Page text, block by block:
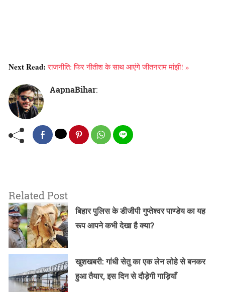
Next Read:राजनीति: फिर नीतीश के साथ आएंगे जीतनराम मांझी! »
AapnaBihar:
Related Post
बिहार पुलिस के डीजीपी गुप्तेश्वर पाण्डेय का यह
रूप आपने कभी देखा है क्या?
खुशखबरी: गांधी सेतु का एक लेन लोहे से बनकर
हुआ तैयार, इस दिन से दौड़ेगी गाड़ियाँ